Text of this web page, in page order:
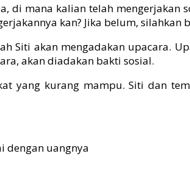
di mana kalian telah mengerjakan
kan? Jika belum, silahkan
Siti akan mengadakan upacara.
akan diadakan bakti sosial.
yang kurang mampu. Siti dan